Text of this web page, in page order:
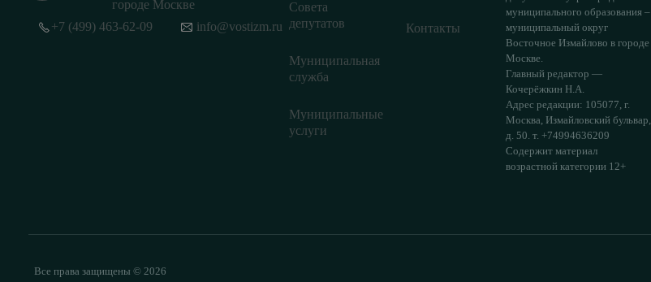
городе Москве
Совета
депутатов
Муниципальная
служба
Муниципальные
услуги
Контакты
муниципального образования –
муниципальный округ
Восточное Измайлово в городе
Москве.
Главный редактор —
Кочерёжкин Н.А.
Адрес редакции: 105077, г.
Москва, Измайловский бульвар,
д. 50. т. +74994636209
Содержит материал
возрастной категории 12+
+7 (499) 463-62-09 info@vostizm.ru
Все права защищены © 2026